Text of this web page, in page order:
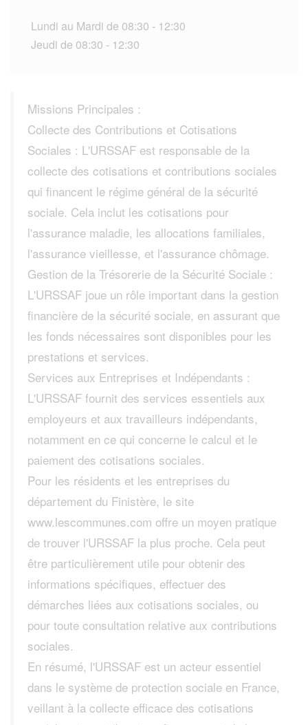
Lundi au Mardi de 08:30 - 12:30
Jeudi de 08:30 - 12:30
Missions Principales :
Collecte des Contributions et Cotisations
Sociales : L'URSSAF est responsable de la
collecte des cotisations et contributions sociales
qui financent le régime général de la sécurité
sociale. Cela inclut les cotisations pour
l'assurance maladie, les allocations familiales,
l'assurance vieillesse, et l'assurance chômage.
Gestion de la Trésorerie de la Sécurité Sociale :
L'URSSAF joue un rôle important dans la gestion
financière de la sécurité sociale, en assurant que
les fonds nécessaires sont disponibles pour les
prestations et services.
Services aux Entreprises et Indépendants :
L'URSSAF fournit des services essentiels aux
employeurs et aux travailleurs indépendants,
notamment en ce qui concerne le calcul et le
paiement des cotisations sociales.
Pour les résidents et les entreprises du
département du Finistère, le site
www.lescommunes.com offre un moyen pratique
de trouver l'URSSAF la plus proche. Cela peut
être particulièrement utile pour obtenir des
informations spécifiques, effectuer des
démarches liées aux cotisations sociales, ou
pour toute consultation relative aux contributions
sociales.
En résumé, l'URSSAF est un acteur essentiel
dans le système de protection sociale en France,
veillant à la collecte efficace des cotisations